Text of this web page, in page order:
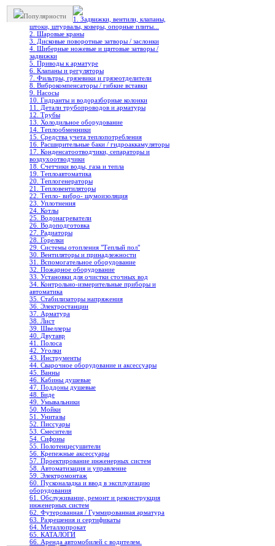
Популярности
1. Задвижки, вентили, клапаны,
штоки, штурвалы, коверы, опорные плиты...
2. Шаровые краны
3. Дисковые поворотные затворы / заслонки
4. Шиберные ножевые и щитовые затворы /
задвижки
5. Приводы к арматуре
6. Клапаны и регуляторы
7. Фильтры, грязевики и грязеотделители
8. Виброкомпенсаторы / гибкие вставки
9. Насосы
10. Гидранты и водоразборные колонки
11. Детали трубопроводов и арматуры
12. Трубы
13. Холодильное oборудование
14. Теплообменники
15. Средства учета теплопотребления
16. Расширительные баки / гидроаккамуляторы
17. Конденсатоотводчики, сепараторы и
воздухоотводчики
18. Счетчики воды, газа и тепла
19. Теплоавтоматика
20. Теплогенераторы
21. Тепловентиляторы
22. Тепло- вибро- шумоизоляция
23. Уплотнения
24. Котлы
25. Водонагреватели
26. Водоподготовка
27. Радиаторы
28. Горелки
29. Системы отопления "Теплый пол"
30. Вентиляторы и принадлежности
31. Вспомогательное оборудование
32. Пожарное оборудование
33. Установки для очистки сточных вод
34. Контрольно-измерительные приборы и
автоматика
35. Стабилизаторы напряжения
36. Электростанции
37. Арматура
38. Лист
39. Швеллеры
40. Двутавр
41. Полоса
42. Уголки
43. Инструменты
44. Сварочное оборудование и аксессуары
45. Ванны
46. Кабины душевые
47. Поддоны душевые
48. Биде
49. Умывальники
50. Мойки
51. Унитазы
52. Писсуары
53. Смесители
54. Сифоны
55. Полотенцесушители
56. Крепежные аксессуары
57. Проектирование инженерных систем
58. Автоматизация и управление
59. Электромонтаж
60. Пусконаладка и ввод в эксплуатацию
оборудования
61. Обслуживание, ремонт и реконструкция
инженерных систем
62. Футерованная / Гуммированная арматура
63. Разрешения и сертификаты
64. Металлопрокат
65. КАТАЛОГИ
66. Аренда автомобилей с водителем.